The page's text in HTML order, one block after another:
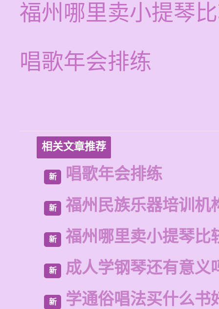
福州哪里卖小提琴
唱歌年会排练
相关文章推荐
新 唱歌年会排练
新 福州民族乐器培训机
新 福州哪里卖小提琴比
新 成人学钢琴还有意义
新 学通俗唱法买什么书